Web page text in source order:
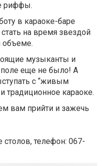
риффы.
в караоке-баре
на время звездой
объеме.
музыканты и
еще не было! А
с “живым
традиционное караоке.
вам прийти и зажечь
столов, телефон: 067-